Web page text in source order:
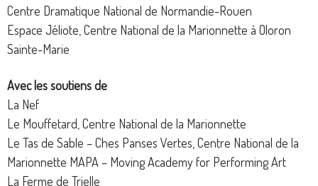
Centre Dramatique National de Normandie-Rouen
Espace Jéliote, Centre National de la Marionnette à Oloron
Sainte-Marie
Avec les soutiens de
La Nef
Le Mouffetard, Centre National de la Marionnette
Le Tas de Sable – Ches Panses Vertes, Centre National de la
Marionnette MAPA – Moving Academy for Performing Art
La Ferme de Trielle